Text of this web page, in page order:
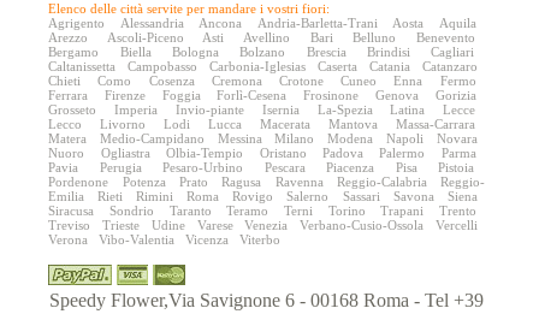
Elenco delle città servite per mandare i vostri fiori:
Agrigento
Alessandria Ancona Andria-Barletta-Trani Aosta
Aquila
Arezzo
Ascoli-Piceno Asti Avellino Bari Belluno
Benevento
Bergamo
Biella Bologna Bolzano Brescia Brindisi
Cagliari
Caltanissetta
Campobasso Carbonia-Iglesias Caserta Catania
Catanzaro
Chieti
Como Cosenza Cremona Crotone Cuneo Enna
Fermo
Ferrara
Firenze Foggia Forlì-Cesena Frosinone Genova
Gorizia
Grosseto
Imperia Invio-piante Isernia La-Spezia Latina
Lecce
Lecco
Livorno Lodi Lucca Macerata Mantova
Massa-Carrara
Matera
Medio-Campidano Messina Milano Modena Napoli
Novara
Nuoro
Ogliastra Olbia-Tempio Oristano Padova Palermo
Parma
Pavia
Perugia Pesaro-Urbino Pescara Piacenza Pisa
Pistoia
Pordenone
Potenza Prato Ragusa Ravenna Reggio-Calabria
Reggio-
Emilia
Rieti Rimini Roma Rovigo Salerno Sassari Savona
Siena
Siracusa
Sondrio Taranto Teramo Terni Torino Trapani
Trento
Treviso
Trieste Udine Varese Venezia Verbano-Cusio-Ossola
Vercelli
Verona
Vibo-Valentia Vicenza Viterbo
Speedy Flower,Via Savignone 6 - 00168 Roma - Tel +39